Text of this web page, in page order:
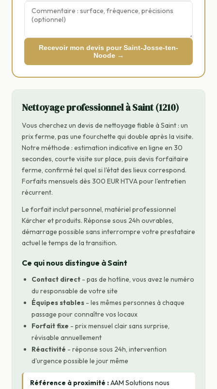
Recevoir mon devis pour Saint-Josse-ten-
Noode →
Nettoyage professionnel à Saint (1210)
Vous cherchez un devis de nettoyage fiable à Saint : un
prix ferme, pas une fourchette qui double après la visite.
Notre méthode : estimation indicative en ligne en 30
secondes, courte visite sur place, puis devis forfaitaire
ferme, confirmé tel quel si l'état des lieux correspond.
Forfaits mensuels dès 300 EUR HTVA pour l'entretien
récurrent.
Le forfait inclut personnel, matériel professionnel
Kärcher et produits. Réponse sous 24h ouvrables,
démarrage possible sans interrompre votre prestataire
actuel le temps de la transition.
Ce qui nous distingue à Saint
Contact direct - pas de hotline, vous avez le numéro
du responsable de votre site
Équipes stables - les mêmes personnes à chaque
passage pour connaître vos locaux
Forfait fixe - prix mensuel clair sans surprise,
révisable annuellement
Réactivité - réponse sous 24h, intervention
d'urgence possible le jour même
Référence à proximité :AAM Solutions nous